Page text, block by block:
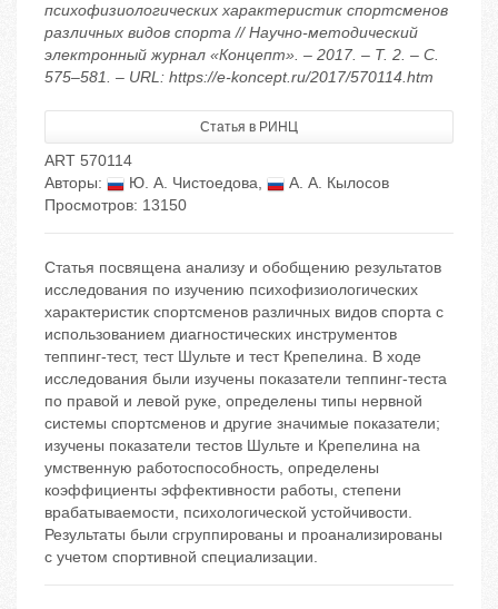
психофизиологических характеристик спортсменов
различных видов спорта // Научно-методический
электронный журнал «Концепт». – 2017. – Т. 2. – С.
575–581. – URL: https://e-koncept.ru/2017/570114.htm
Статья в РИНЦ
ART 570114
Авторы:
Ю. А. Чистоедова,
А. А. Кылосов
Просмотров: 13150
Статья посвящена анализу и обобщению результатов
исследования по изучению психофизиологических
характеристик спортсменов различных видов спорта с
использованием диагностических инструментов
теппинг-тест, тест Шульте и тест Крепелина. В ходе
исследования были изучены показатели теппинг-теста
по правой и левой руке, определены типы нервной
системы спортсменов и другие значимые показатели;
изучены показатели тестов Шульте и Крепелина на
умственную работоспособность, определены
коэффициенты эффективности работы, степени
врабатываемости, психологической устойчивости.
Результаты были сгруппированы и проанализированы
с учетом спортивной специализации.